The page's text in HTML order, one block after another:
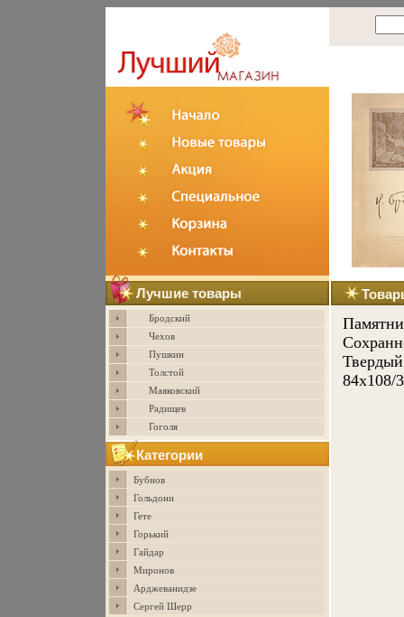
Лучшие товары
Бродский
Чехов
Пушкин
Толстой
Маяковский
Радищев
Гоголя
Категории
Бубнов
Гольдони
Гете
Горький
Гайдар
Миронов
Арджеванидзе
Сергей Шерр
84x108/